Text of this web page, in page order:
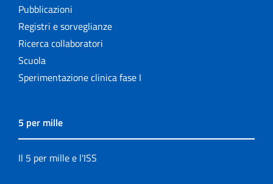
Pubblicazioni
Registri e sorveglianze
Ricerca collaboratori
Scuola
Sperimentazione clinica fase I
5 per mille
Il 5 per mille e l'ISS